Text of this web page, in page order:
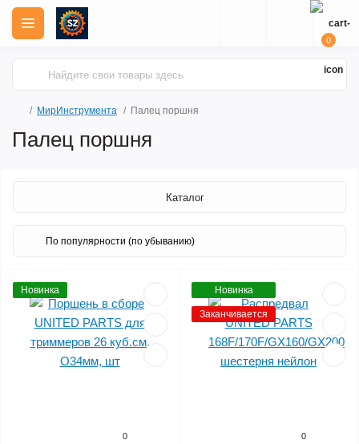
0
МирИнструмента Палец поршня
Палец поршня
Каталог
Новинка
0
Новинка
Заканчивается
0